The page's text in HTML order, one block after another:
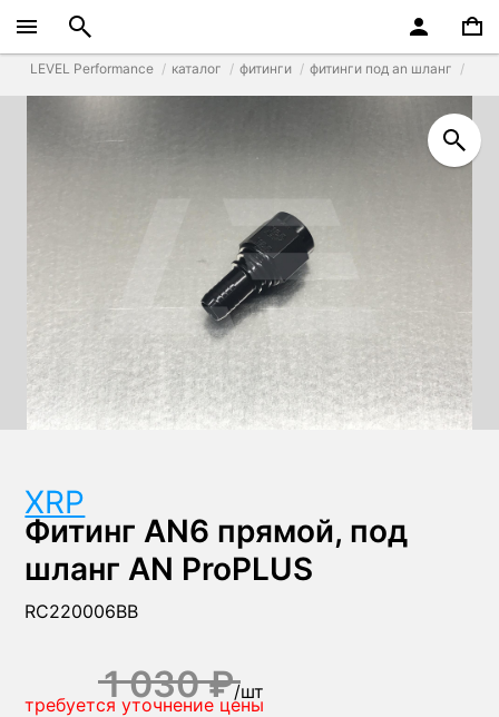
LEVEL Performance каталог фитинги фитинги под an шланг
XRP
Фитинг AN6 прямой, под
шланг AN ProPLUS
RC220006BB
1 030 ₽/шт
требуется уточнение цены